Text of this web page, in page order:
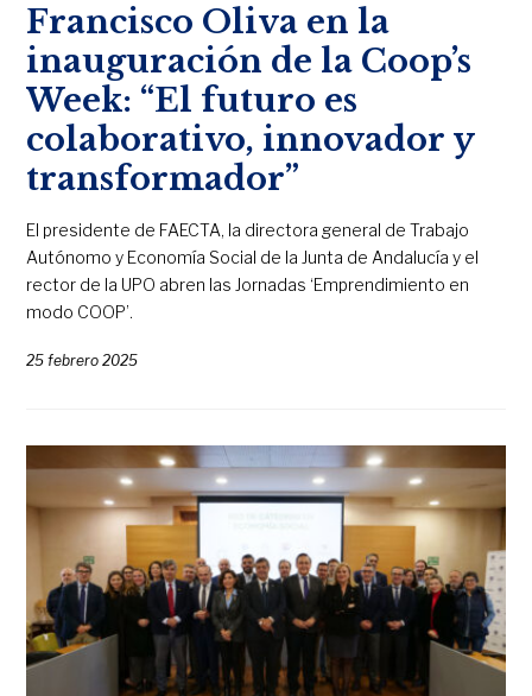
Francisco Oliva en la
inauguración de la Coop’s
Week: “El futuro es
colaborativo, innovador y
transformador”
El presidente de FAECTA, la directora general de Trabajo
Autónomo y Economía Social de la Junta de Andalucía y el
rector de la UPO abren las Jornadas ‘Emprendimiento en
modo COOP’.
25 febrero 2025